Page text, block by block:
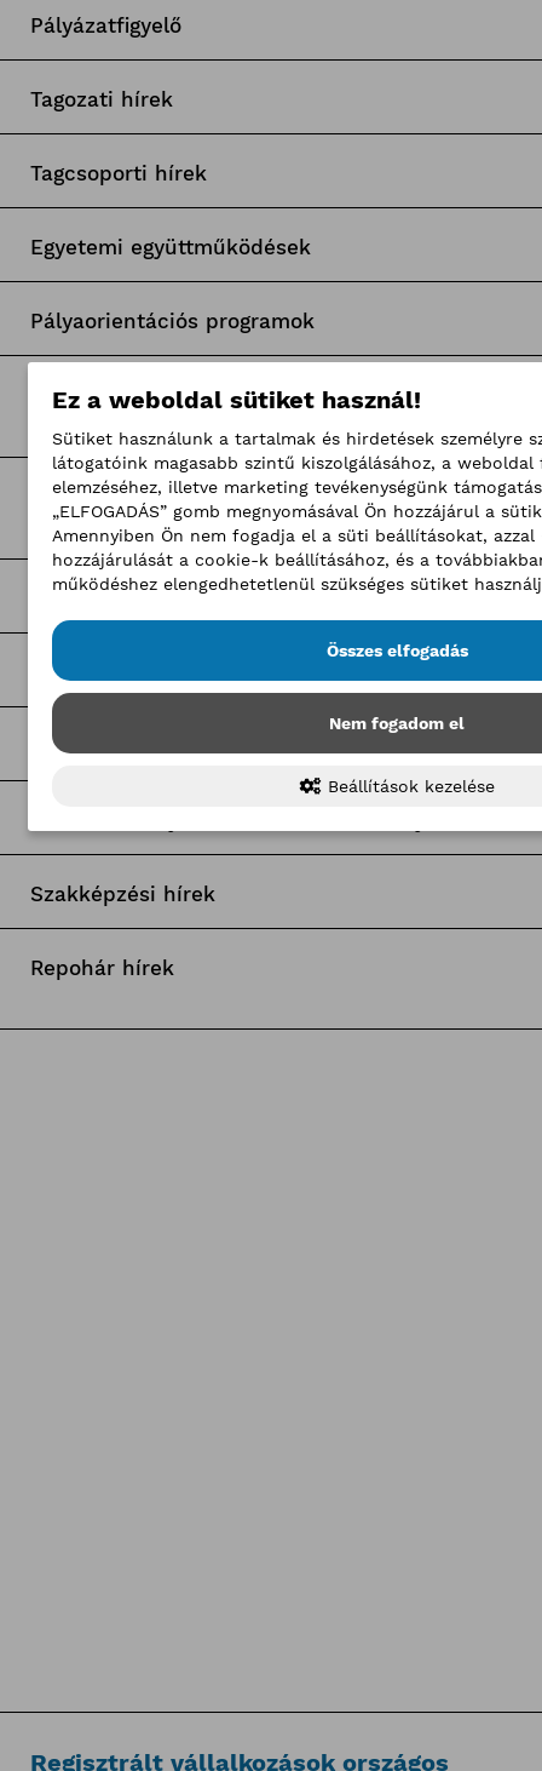
Pályázatfigyelő
Tagozati hírek
Tagcsoporti hírek
Egyetemi együttműködések
Pályaorientációs programok
A BKIK Nemzetközi és Külgazdasági
Aktuális információk az Oroszországgal
szemben elrendelt szankciókról
Nemzetközi programjaink
Nemzetközi gazdasági hírek, információk
TOP 100 kkv
Szakképzési hírek
Repohár hírek
Regisztrált vállalkozások országos
Ez a weboldal sütiket használ!
Sütiket használunk a tartalmak és hirdetések személyre
látogatóink magasabb szintű kiszolgálásához, a weboldal
elemzéséhez, illetve marketing tevékenységünk
„ELFOGADÁS” gomb megnyomásával Ön hozzájárul a
Amennyiben Ön nem fogadja el a süti beállításokat, azzal
hozzájárulását a cookie-k beállításához, és a
működéshez elengedhetetlenül szükséges sütiket
Összes elfogadás
Nem fogadom el
Beállítások kezelése